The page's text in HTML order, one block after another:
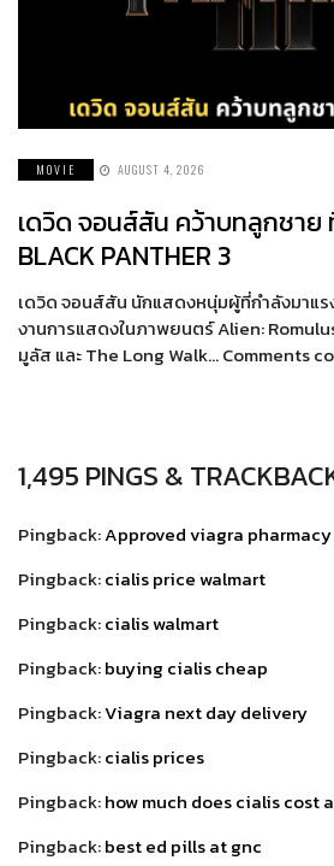
MOVIE AUGUST 4, 2026
เดวิด จอนส์สัน คว้าบทลูกชาย
BLACK PANTHER 3
เดวิด จอนส์สัน นักแสดงหนุ่มผู้ที่กำลังมาแ
งานการแสดงในภาพยนตร์ Alien:
มูลัส และ The Long Walk… Comments
1,495 PINGS &
Pingback:Approved viagra pharmacy
Pingback:cialis price walmart
Pingback:cialis walmart
Pingback:buying cialis cheap
Pingback:Viagra next day delivery
Pingback:cialis prices
Pingback:how much does cialis cost
Pingback:best ed pills at gnc